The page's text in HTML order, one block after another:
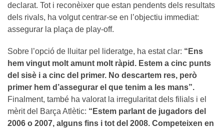
declarat. Tot i reconèixer que estan pendents dels resultats
dels rivals, ha volgut centrar-se en l’objectiu immediat:
assegurar la plaça de play-off.
Sobre l’opció de lluitar pel lideratge, ha estat clar: “Ens
hem vingut molt amunt molt ràpid. Estem a cinc punts
del sisè i a cinc del primer. No descartem res, però
primer hem d’assegurar el que tenim a les mans”.
Finalment, també ha valorat la irregularitat dels filials i el
mèrit del Barça Atlètic: “Estem parlant de jugadors del
2006 o 2007, alguns fins i tot del 2008. Competeixen en